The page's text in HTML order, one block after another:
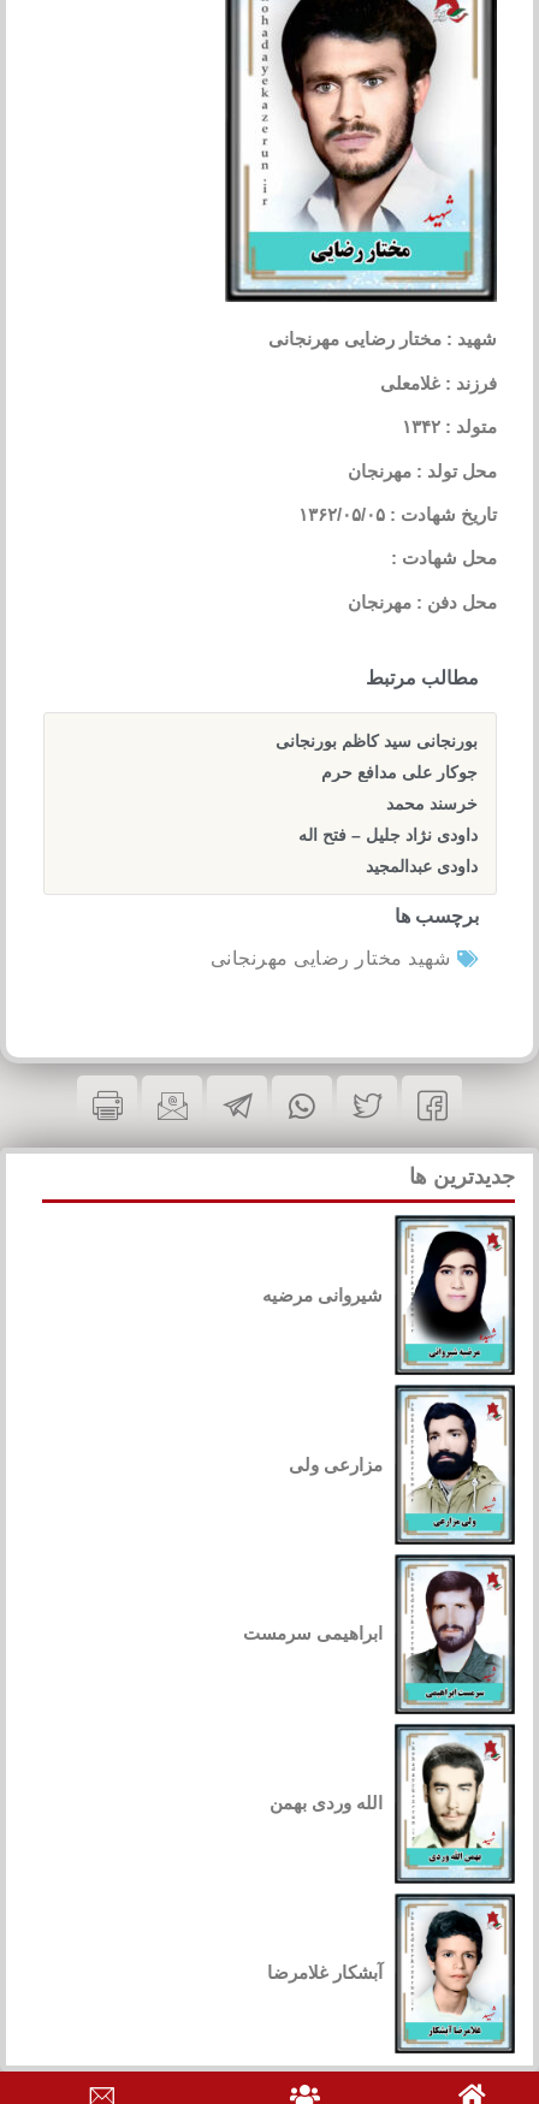
شهید : مختار رضایی مهرنجانی
فرزند : غلامعلی
متولد : ۱۳۴۲
محل تولد : مهرنجان
تاریخ شهادت : ۱۳۶۲/۰۵/۰۵
محل شهادت :
محل دفن : مهرنجان
مطالب مرتبط
بورنجانی سید کاظم بورنجانی
جوکار علی مدافع حرم
خرسند محمد
داودی نژاد جلیل – فتح اله
داودی عبدالمجید
برچسب ها
شهید مختار رضایی مهرنجانی
جدیدترین ها
شیروانی مرضیه
مزارعی ولی
ابراهیمی سرمست
الله وردی بهمن
آبشکار غلامرضا